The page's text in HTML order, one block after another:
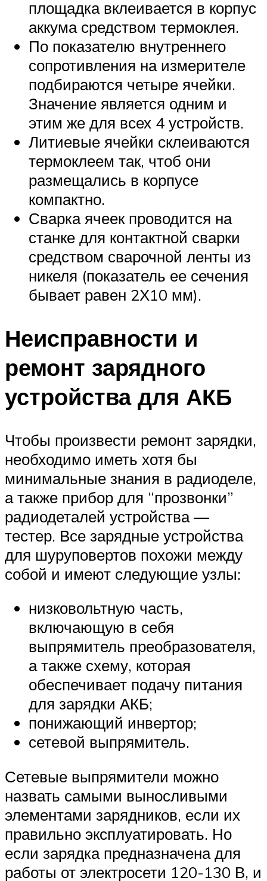
площадка вклеивается в корпус
аккума средством термоклея.
По показателю внутреннего
сопротивления на измерителе
подбираются четыре ячейки.
Значение является одним и
этим же для всех 4 устройств.
Литиевые ячейки склеиваются
термоклеем так, чтоб они
размещались в корпусе
компактно.
Сварка ячеек проводится на
станке для контактной сварки
средством сварочной ленты из
никеля (показатель ее сечения
бывает равен 2Х10 мм).
Неисправности и
ремонт зарядного
устройства для АКБ
Чтобы произвести ремонт зарядки,
необходимо иметь хотя бы
минимальные знания в радиоделе,
а также прибор для “прозвонки”
радиодеталей устройства —
тестер. Все зарядные устройства
для шуруповертов похожи между
собой и имеют следующие узлы:
низковольтную часть,
включающую в себя
выпрямитель преобразователя,
а также схему, которая
обеспечивает подачу питания
для зарядки АКБ;
понижающий инвертор;
сетевой выпрямитель.
Сетевые выпрямители можно
назвать самыми выносливыми
элементами зарядников, если их
правильно эксплуатировать. Но
если зарядка предназначена для
работы от электросети 120-130 В, и